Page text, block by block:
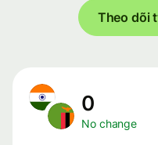
Theo dõi
0
No change